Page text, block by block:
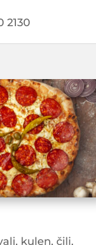
2130
kulen, čili,